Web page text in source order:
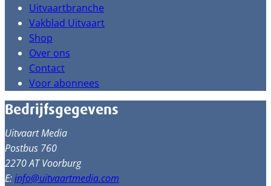
Uitvaartbranche
Vakblad Uitvaart
Shop
Over ons
Contact
Voor abonnees
Bedrijfsgegevens
Uitvaart Media
Postbus 760
2270 AT Voorburg
E:info@uitvaartmedia.com